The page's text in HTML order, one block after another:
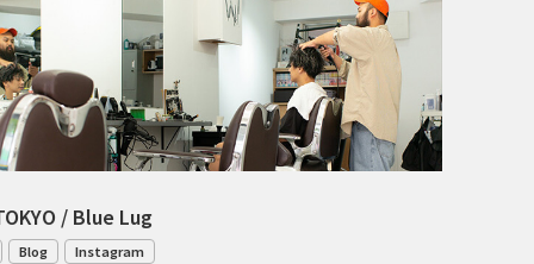
SALSA CYCLES
SINGULAR
SOMA Fabrications
SOULCRAFT CYCLES
/ Blue Lug
Blog Instagram